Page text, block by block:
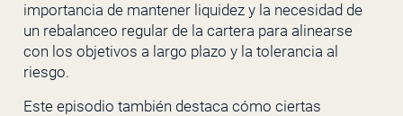
importancia de mantener liquidez y la necesidad de
un rebalanceo regular de la cartera para alinearse
con los objetivos a largo plazo y la tolerancia al
riesgo.
Este episodio también destaca cómo ciertas